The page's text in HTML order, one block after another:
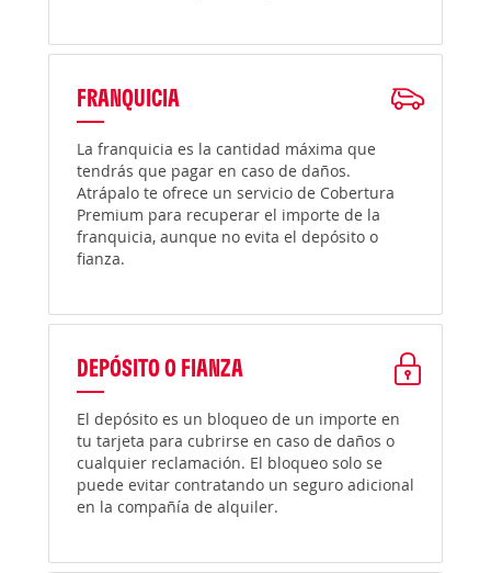
FRANQUICIA
La franquicia es la cantidad máxima que
tendrás que pagar en caso de daños.
Atrápalo te ofrece un servicio de Cobertura
Premium para recuperar el importe de la
franquicia, aunque no evita el depósito o
fianza.
DEPÓSITO O FIANZA
El depósito es un bloqueo de un importe en
tu tarjeta para cubrirse en caso de daños o
cualquier reclamación. El bloqueo solo se
puede evitar contratando un seguro adicional
en la compañía de alquiler.